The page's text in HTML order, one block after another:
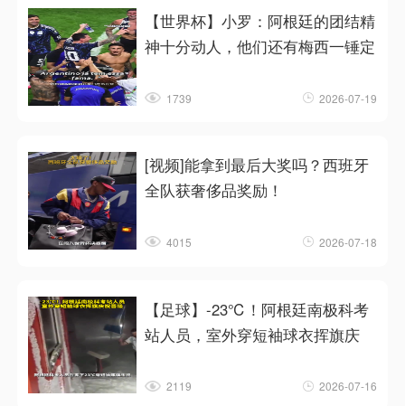
【世界杯】小罗：阿根廷的团结精
神十分动人，他们还有梅西一锤定
1739 2026-07-19
[视频]能拿到最后大奖吗？西班牙
全队获奢侈品奖励！
4015 2026-07-18
【足球】-23℃！阿根廷南极科考
站人员，室外穿短袖球衣挥旗庆
2119 2026-07-16